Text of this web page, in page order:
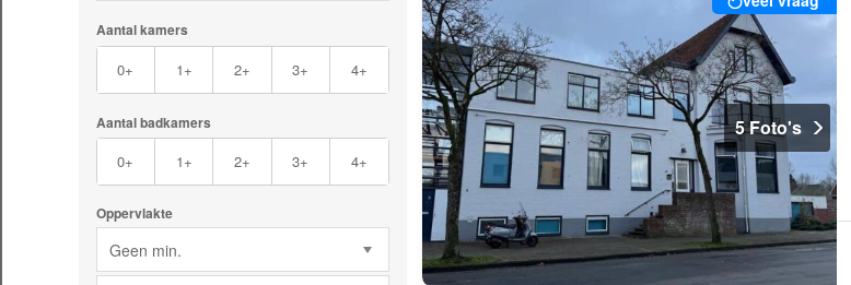
Aantal kamers
0+ 1+ 2+ 3+ 4+
Aantal badkamers
0+ 1+ 2+ 3+ 4+
Oppervlakte
Geen min.
5 Foto's